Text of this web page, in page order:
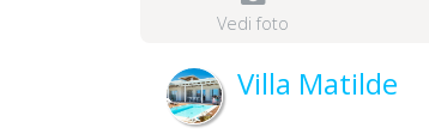
Vedi foto
Villa Matilde